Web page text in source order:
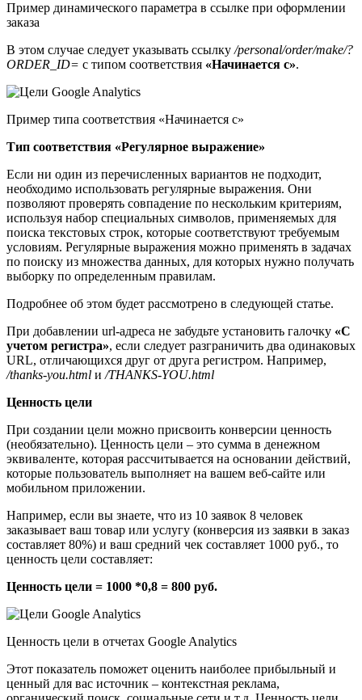
Пример динамического параметра в ссылке при оформлении
заказа
В этом случае следует указывать ссылку /personal/order/make/?
ORDER_ ID= с типом соответствия «Начинается с».
Пример типа соответствия «Начинается с»
Тип соответствия «Регулярное выражение»
Если ни один из перечисленных вариантов не подходит,
необходимо использовать регулярные выражения. Они
позволяют проверять совпадение по нескольким критериям,
используя набор специальных символов, применяемых для
поиска текстовых строк, которые соответствуют требуемым
условиям. Регулярные выражения можно применять в задачах
по поиску из множества данных, для которых нужно получать
выборку по определенным правилам.
Подробнее об этом будет рассмотрено в следующей статье.
При добавлении url-адреса не забудьте установить галочку «С
учетом регистра», если следует разграничить два одинаковых
URL, отличающихся друг от друга регистром. Например,
/thanks-you.html и /THANKS-YOU.html
Ценность цели
При создании цели можно присвоить конверсии ценность
(необязательно). Ценность цели – это сумма в денежном
эквиваленте, которая рассчитывается на основании действий,
которые пользователь выполняет на вашем веб-сайте или
мобильном приложении.
Например, если вы знаете, что из 10 заявок 8 человек
заказывает ваш товар или услугу (конверсия из заявки в заказ
составляет 80%) и ваш средний чек составляет 1000 руб., то
ценность цели составляет:
Ценность цели = 1000 *0,8 = 800 руб.
Ценность цели в отчетах Google Analytics
Этот показатель поможет оценить наиболее прибыльный и
ценный для вас источник – контекстная реклама,